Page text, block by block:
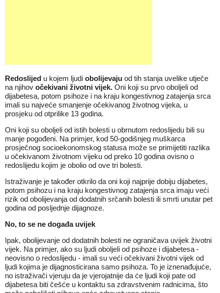
Redoslijed u kojem ljudi obolijevaju od tih stanja uvelike utječe
na njihov očekivani životni vijek. Oni koji su prvo oboljeli od
dijabetesa, potom psihoze i na kraju kongestivnog zatajenja srca
imali su najveće smanjenje očekivanog životnog vijeka, u
prosjeku od otprilike 13 godina.
Oni koji su oboljeli od istih bolesti u obrnutom redoslijedu bili su
manje pogođeni. Na primjer, kod 50-godišnjeg muškarca
prosječnog socioekonomskog statusa može se primijetiti razlika
u očekivanom životnom vijeku od preko 10 godina ovisno o
redoslijedu kojim je obolio od ove tri bolesti.
Istraživanje je također otkrilo da oni koji najprije dobiju dijabetes,
potom psihozu i na kraju kongestivnog zatajenja srca imaju veći
rizik od obolijevanja od dodatnih srčanih bolesti ili smrti unutar pet
godina od posljednje dijagnoze.
No, to se ne događa uvijek
Ipak, obolijevanje od dodatnih bolesti ne ograničava uvijek životni
vijek. Na primjer, ako su ljudi oboljeli od psihoze i dijabetesa -
neovisno o redoslijedu - imali su veći očekivani životni vijek od
ljudi kojima je dijagnosticirana samo psihoza. To je iznenađujuće,
no istraživači vjeruju da je vjerojatnije da će ljudi koji pate od
dijabetesa biti češće u kontaktu sa zdravstvenim radnicima, što